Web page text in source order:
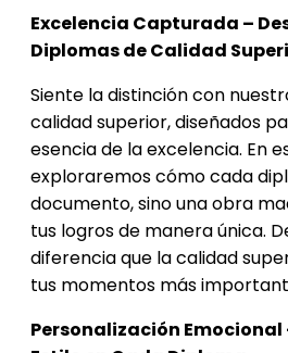
Excelencia Capturada –
Diplomas de Calidad
Siente la distinción con
calidad superior, diseñados
esencia de la excelencia. En
exploraremos cómo cada
documento, sino una obra
tus logros de manera única.
diferencia que la calidad
tus momentos más
Personalización Emocional